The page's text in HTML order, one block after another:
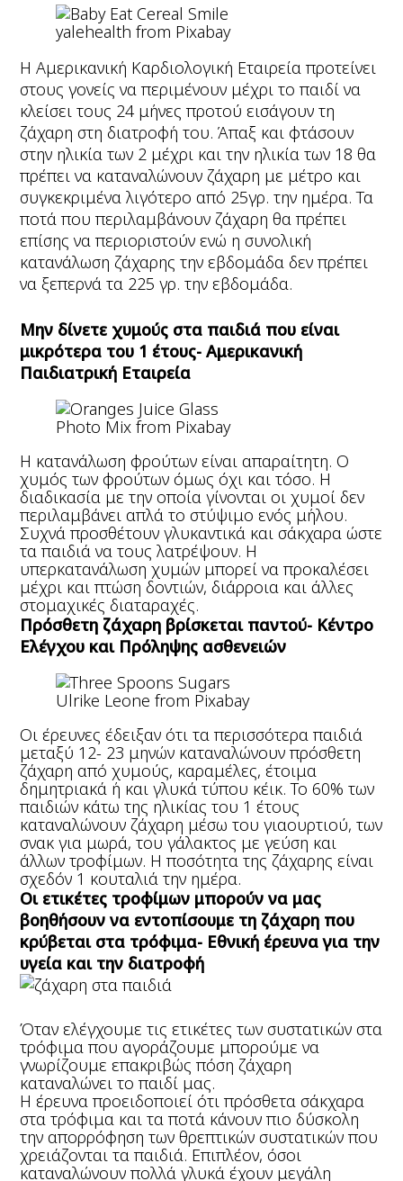
yalehealth from Pixabay
Η Αμερικανική Καρδιολογική Εταιρεία προτείνει
στους γονείς να περιμένουν μέχρι το παιδί να
κλείσει τους 24 μήνες προτού εισάγουν τη
ζάχαρη στη διατροφή του. Άπαξ και φτάσουν
στην ηλικία των 2 μέχρι και την ηλικία των 18 θα
πρέπει να καταναλώνουν ζάχαρη με μέτρο και
συγκεκριμένα λιγότερο από 25γρ. την ημέρα. Τα
ποτά που περιλαμβάνουν ζάχαρη θα πρέπει
επίσης να περιοριστούν ενώ η συνολική
κατανάλωση ζάχαρης την εβδομάδα δεν πρέπει
να ξεπερνά τα 225 γρ. την εβδομάδα.
Μην δίνετε χυμούς στα παιδιά που είναι
μικρότερα του 1 έτους- Αμερικανική
Παιδιατρική Εταιρεία
Photo Mix from Pixabay
H κατανάλωση φρούτων είναι απαραίτητη. Ο
χυμός των φρούτων όμως όχι και τόσο. Η
διαδικασία με την οποία γίνονται οι χυμοί δεν
περιλαμβάνει απλά το στύψιμο ενός μήλου.
Συχνά προσθέτουν γλυκαντικά και σάκχαρα ώστε
τα παιδιά να τους λατρέψουν. Η
υπερκατανάλωση χυμών μπορεί να προκαλέσει
μέχρι και πτώση δοντιών, διάρροια και άλλες
στομαχικές διαταραχές.
Πρόσθετη ζάχαρη βρίσκεται παντού- Κέντρο
Ελέγχου και Πρόληψης ασθενειών
Ulrike Leone from Pixabay
Οι έρευνες έδειξαν ότι τα περισσότερα παιδιά
μεταξύ 12- 23 μηνών καταναλώνουν πρόσθετη
ζάχαρη από χυμούς, καραμέλες, έτοιμα
δημητριακά ή και γλυκά τύπου κέικ. Το 60% των
παιδιών κάτω της ηλικίας του 1 έτους
καταναλώνουν ζάχαρη μέσω του γιαουρτιού, των
σνακ για μωρά, του γάλακτος με γεύση και
άλλων τροφίμων. Η ποσότητα της ζάχαρης είναι
σχεδόν 1 κουταλιά την ημέρα.
Οι ετικέτες τροφίμων μπορούν να μας
βοηθήσουν να εντοπίσουμε τη ζάχαρη που
κρύβεται στα τρόφιμα- Εθνική έρευνα για την
υγεία και την διατροφή
Όταν ελέγχουμε τις ετικέτες των συστατικών στα
τρόφιμα που αγοράζουμε μπορούμε να
γνωρίζουμε επακριβώς πόση ζάχαρη
καταναλώνει το παιδί μας.
Η έρευνα προειδοποιεί ότι πρόσθετα σάκχαρα
στα τρόφιμα και τα ποτά κάνουν πιο δύσκολη
την απορρόφηση των θρεπτικών συστατικών που
χρειάζονται τα παιδιά. Επιπλέον, όσοι
καταναλώνουν πολλά γλυκά έχουν μεγάλη